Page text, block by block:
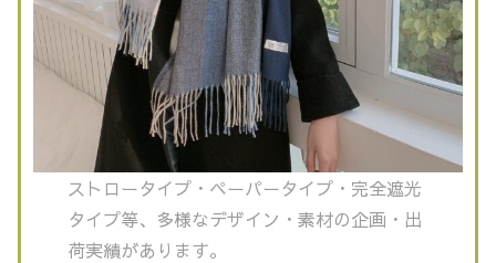
ストロータイプ・ペーパータイプ・完全遮光
タイプ等、多様なデザイン・素材の企画・出
荷実績があります。